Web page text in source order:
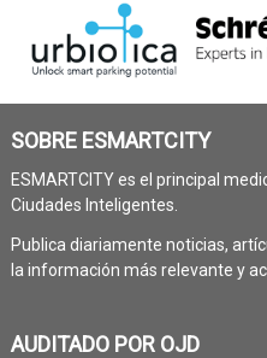
SOBRE ESMARTCITY
ESMARTCITY es el principal
Ciudades Inteligentes.
Publica diariamente noticias,
la información más relevante y
AUDITADO POR OJD